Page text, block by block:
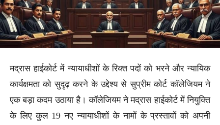
मद्रास हाईकोर्ट में न्यायाधीशों के रिक्त पदों को भरने और न्यायिक
कार्यक्षमता को सुदृढ़ करने के उद्देश्य से सुप्रीम कोर्ट कॉलेजियम ने
एक बड़ा कदम उठाया है। कॉलेजियम ने मद्रास हाईकोर्ट में नियुक्ति
के लिए कुल 19 नए न्यायाधीशों के नामों के प्रस्तावों को अपनी